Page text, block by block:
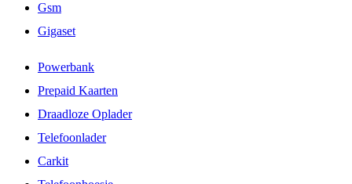
Gsm
Gigaset
Powerbank
Prepaid Kaarten
Draadloze Oplader
Telefoonlader
Carkit